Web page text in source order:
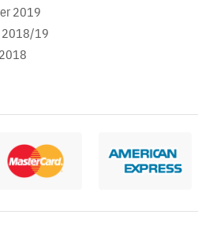
2019
2018/19